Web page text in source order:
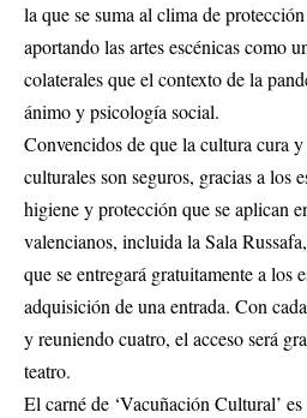
la que se suma al clima de
aportando las artes escénicas como
colaterales que el contexto de la
ánimo y psicología social.
Convencidos de que la cultura cura
culturales son seguros, gracias a los
higiene y protección que se aplican
valencianos, incluida la Sala
que se entregará gratuitamente a los
adquisición de una entrada. Con
y reuniendo cuatro, el acceso será
teatro.
El carné de ‘Vacuñación Cultural’